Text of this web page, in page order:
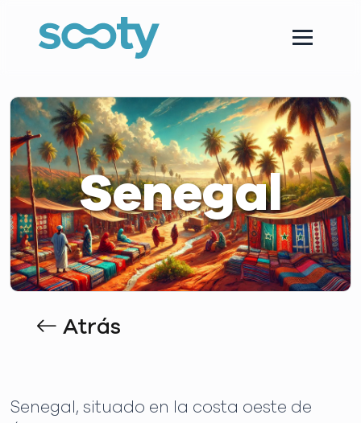
Senegal
Atrás
Senegal, situado en la costa oeste de